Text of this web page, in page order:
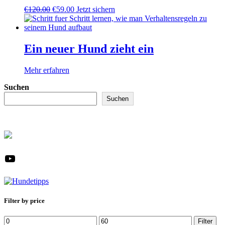
€120.00 Ursprünglicher
Preis
war:
€59.00Aktueller
Preis
ist:
Jetzt sichern
Ein neuer Hund zieht ein
Mehr erfahren
Suchen
Suchen
YouTube
Filter by price
Min.
Max.
Filter